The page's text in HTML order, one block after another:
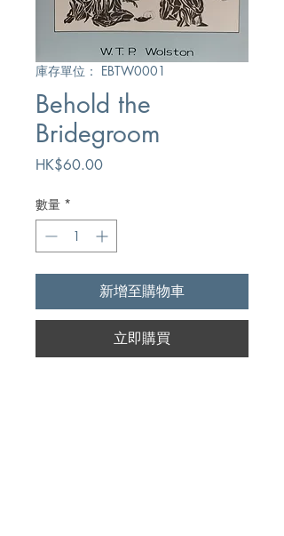
庫存單位： EBTW0001
Behold the
Bridegroom
HK$60.00價
數量 *
新增至購物車
立即購買